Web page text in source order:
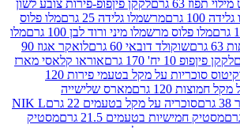
לקקן פיןפופ-פירות צובע לשון
מרשמלו גלידה 25 גרם
מלו פלוס
מרשמלו מיני ורוד לבן 100 גרם
מלו
דובאי 60 גרם
לואקר אגוז 90
אוראו קלאסי מארז
לוקיטוס סוכריות על מקל בטעמי פירות 120
מארס שלישייה
על מקל בטעמים 22 גרם
NIK L
בטעמים 21.5 גרם
מסטיק